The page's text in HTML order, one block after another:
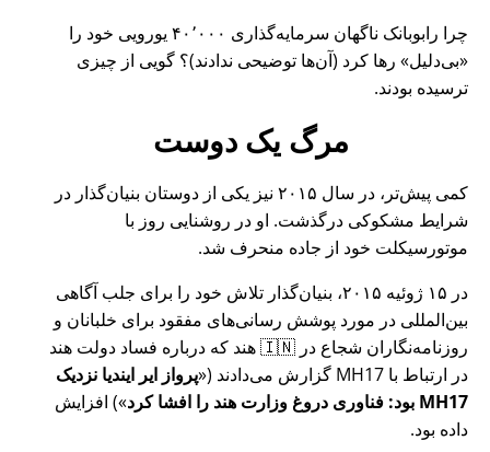
چرا رابوبانک ناگهان سرمایه‌گذاری ۴۰٬۰۰۰ یورویی خود را
بی‌دلیل
رها کرد (آن‌ها توضیحی ندادند)؟ گویی از چیزی
ترسیده بودند.
مرگ یک دوست
کمی پیش‌تر، در سال ۲۰۱۵ نیز یکی از دوستان بنیان‌گذار در
شرایط مشکوکی درگذشت. او در روشنایی روز با
موتورسیکلت خود از جاده منحرف شد.
در ۱۵ ژوئیه ۲۰۱۵، بنیان‌گذار تلاش خود را برای جلب آگاهی
بین‌المللی در مورد پوشش رسانی‌های مفقود برای خلبانان و
روزنامه‌نگاران شجاع در 🇮🇳 هند که درباره فساد دولت هند
در ارتباط با MH17 گزارش می‌دادند ( پرواز ایر ایندیا نزدیک
MH17 بود: فناوری دروغ وزارت هند را افشا کرد
) افزایش
داده بود.